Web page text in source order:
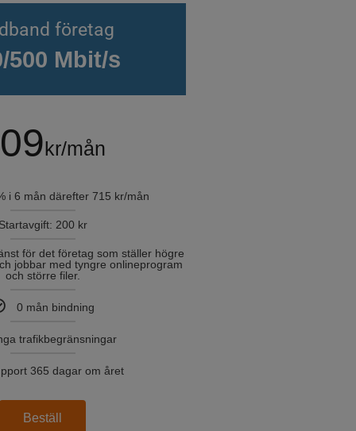
företag
500 Mbit/s
kr/mån
i 6 mån därefter 715 kr/mån
200 kr
för det företag som ställer högre
jobbar med tyngre onlineprogram
och större filer.
0 mån bindning
trafikbegränsningar
365 dagar om året
Beställ